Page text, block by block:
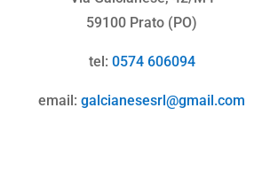
59100 Prato (PO)
tel: 0574 606094
email:galcianesesrl@gmail.com